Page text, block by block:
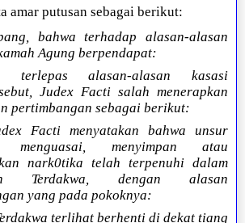
amar putusan sebagai berikut:
bahwa terhadap alasan-alasan
Agung berpendapat:
terlepas alasan-alasan kasasi
Judex Facti salah menerapkan
pertimbangan sebagai berikut:
Facti menyatakan bahwa unsur
menguasai, menyimpan atau
nark0tika telah terpenuhi dalam
Terdakwa, dengan alasan
yang pada pokoknya:
terlihat berhenti di dekat tiang